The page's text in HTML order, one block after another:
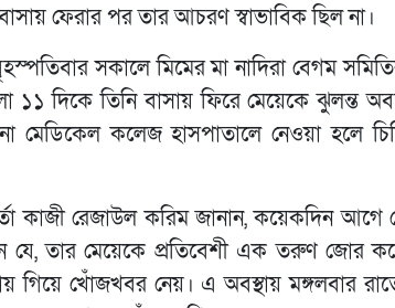
ফেরার পর তার আচরণ স্বাভাবিক ছিল না।
সকালে মিমের মা নাদিরা বেগম
১১ দিকে তিনি বাসায় ফিরে মেয়েকে ঝুলন্ত
মেডিকেল কলেজ হাসপাতালে নেওয়া হলে
কাজী রেজাউল করিম জানান, কয়েকদিন আগে
যে, তার মেয়েকে প্রতিবেশী এক তরুণ জোর
খোঁজখবর নেয়। এ অবস্থায় মঙ্গলবার